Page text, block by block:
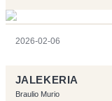
2026-02-06
JALEKERIA
Braulio Murio